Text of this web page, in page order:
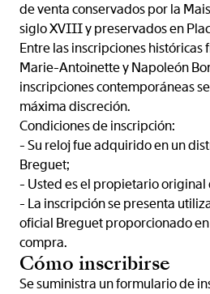
de venta conservados por la
siglo XVIII y preservados en
Entre las inscripciones
Marie-Antoinette y Napoleón
inscripciones contemporáneas
máxima discreción.
Condiciones de inscripción:
- Su reloj fue adquirido en un
Breguet;
- Usted es el propietario original
- La inscripción se presenta
oficial Breguet proporcionado
compra.
Cómo inscribirse
Se suministra un formulario de